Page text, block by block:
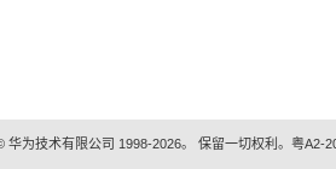
华为技术有限公司 1998-2026。 保留一切权利。粤A2-